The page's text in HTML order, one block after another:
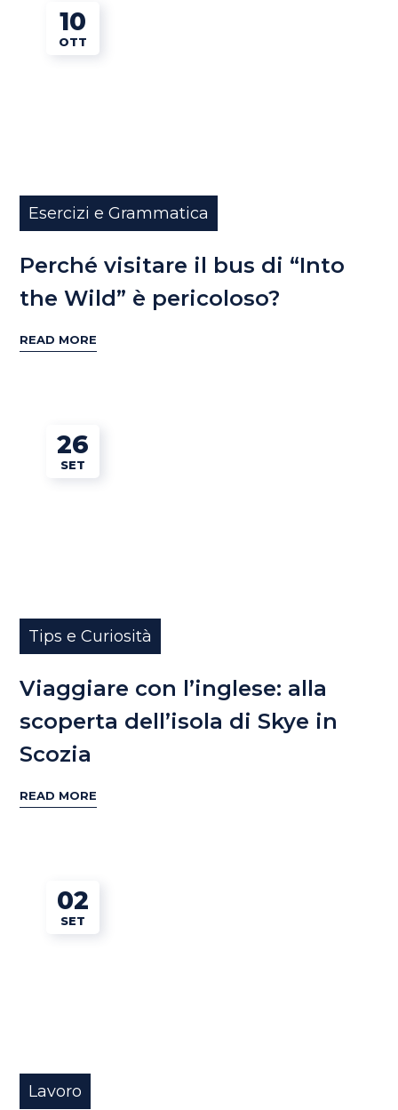
10
OTT
Esercizi e Grammatica
Perché visitare il bus di “Into
the Wild” è pericoloso?
READ MORE
26
SET
Tips e Curiosità
Viaggiare con l’inglese: alla
scoperta dell’isola di Skye in
Scozia
READ MORE
02
SET
Lavoro